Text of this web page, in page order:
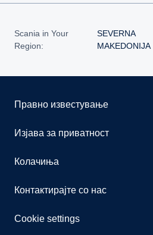
Sweden
Scania in Your
Region:
SEVERNA
MAKEDONIJA
Правно известување
Изјава за приватност
Колачиња
Контактирајте со нас
Cookie settings